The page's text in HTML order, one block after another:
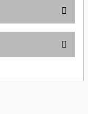
tarafımıza